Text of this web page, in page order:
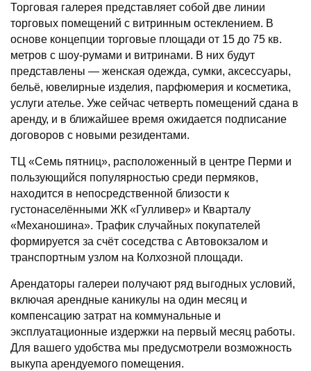
Торговая галерея представляет собой две линии
торговых помещений с витринным остеклением. В
основе концепции торговые площади от 15 до 75 кв.
метров с шоу-румами и витринами. В них будут
представлены — женская одежда, сумки, аксессуары,
бельё, ювелирные изделия, парфюмерия и косметика,
услуги ателье. Уже сейчас четверть помещений сдана в
аренду, и в ближайшее время ожидается подписание
договоров с новыми резидентами.
ТЦ «Семь пятниц», расположенный в центре Перми и
пользующийся популярностью среди пермяков,
находится в непосредственной близости к
густонаселёнными ЖК «Гулливер» и Кварталу
«Механошина». Трафик случайных покупателей
формируется за счёт соседства с Автовокзалом и
транспортным узлом на Колхозной площади.
Арендаторы галереи получают ряд выгодных условий,
включая арендные каникулы на один месяц и
компенсацию затрат на коммунальные и
эксплуатационные издержки на первый месяц работы.
Для вашего удобства мы предусмотрели возможность
выкупа арендуемого помещения.